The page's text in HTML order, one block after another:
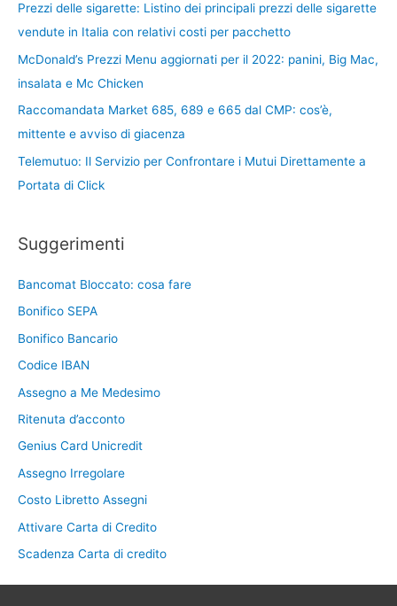
Prezzi delle sigarette: Listino dei principali prezzi delle sigarette
vendute in Italia con relativi costi per pacchetto
McDonald’s Prezzi Menu aggiornati per il 2022: panini, Big Mac,
insalata e Mc Chicken
Raccomandata Market 685, 689 e 665 dal CMP: cos’è,
mittente e avviso di giacenza
Telemutuo: Il Servizio per Confrontare i Mutui Direttamente a
Portata di Click
Suggerimenti
Bancomat Bloccato: cosa fare
Bonifico SEPA
Bonifico Bancario
Codice IBAN
Assegno a Me Medesimo
Ritenuta d’acconto
Genius Card Unicredit
Assegno Irregolare
Costo Libretto Assegni
Attivare Carta di Credito
Scadenza Carta di credito